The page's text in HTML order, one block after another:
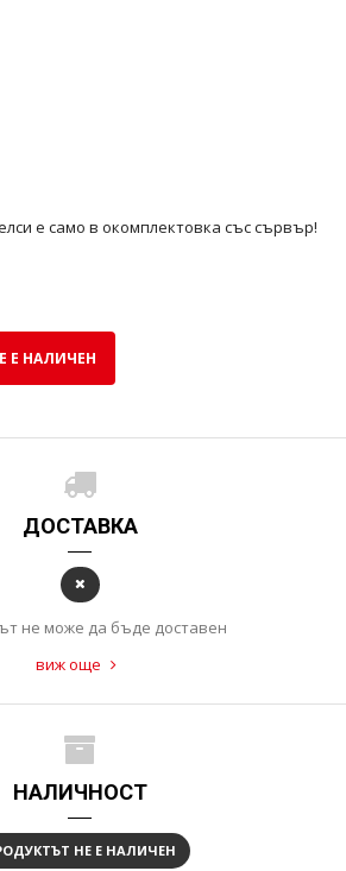
е само в окомплектовка със сървър!
Е НАЛИЧЕН
ДОСТАВКА
не може да бъде доставен
виж още
НАЛИЧНОСТ
НЕ Е НАЛИЧЕН